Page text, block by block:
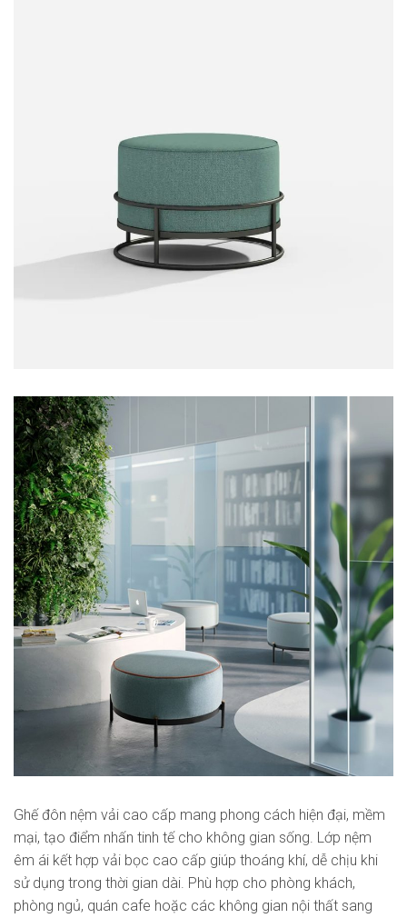
Ghế đôn nệm vải cao cấp mang phong cách hiện đại, mềm
mại, tạo điểm nhấn tinh tế cho không gian sống. Lớp nệm
êm ái kết hợp vải bọc cao cấp giúp thoáng khí, dễ chịu khi
sử dụng trong thời gian dài. Phù hợp cho phòng khách,
phòng ngủ, quán cafe hoặc các không gian nội thất sang